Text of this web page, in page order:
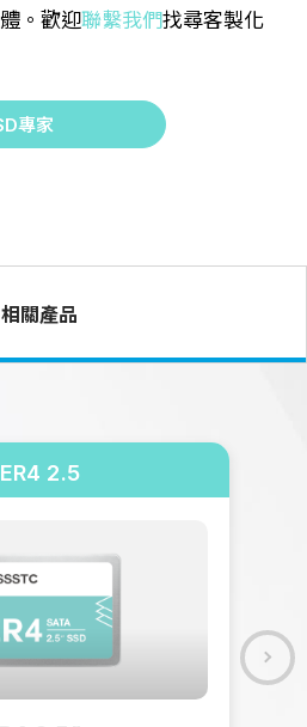
。歡迎聯繫我們找尋客製化
專家
相關產品
ER4 2.5